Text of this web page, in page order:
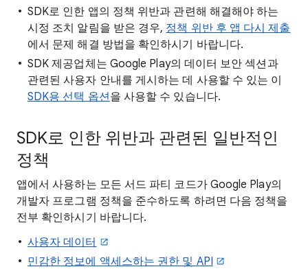
SDK로 인한 앱의 정책 위반과 관련해 해결해야 하는
시정 조치 알림을 받은 경우, 정책 위반 후 앱 다시 제출
에서 문제 해결 방법을 확인하시기 바랍니다.
SDK 제공업체는 Google Play의 데이터 보안 섹션과
관련된 사용자 안내를 게시하는 데 사용할 수 있는 이
SDK용 선택 옵션을 사용할 수 있습니다.
SDK로 인한 위반과 관련된 일반적인
정책
앱에서 사용하는 모든 서드 파티 코드가 Google Play의
개발자 프로그램 정책을 준수하도록 하려면 다음 정책을
전부 확인하시기 바랍니다.
사용자 데이터
민감한 정보에 액세스하는 권한 및 API